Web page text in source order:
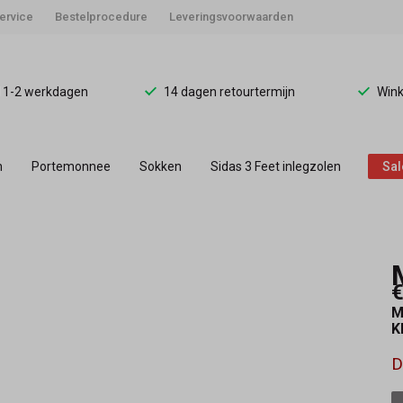
Bestelprocedure Leveringsvoorwaarden
1-2 werkdagen 14 dagen retourtermijn
Portemonnee Sokken Sidas 3 Feet inlegzolen